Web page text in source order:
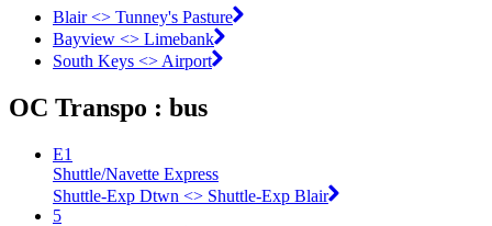
Blair <> Tunney's Pasture
Bayview <> Limebank
South Keys <> Airport
OC Transpo : bus
E1
Shuttle/Navette Express
Shuttle-Exp Dtwn <​> Shuttle-Exp Blair
5